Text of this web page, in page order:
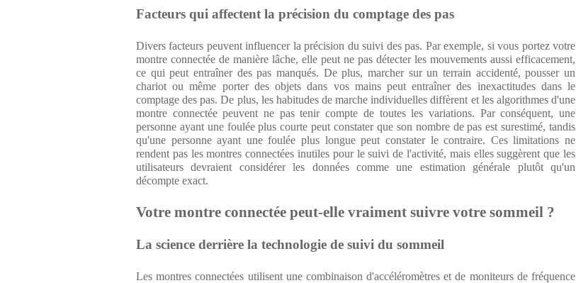
Facteurs qui affectent la précision du comptage des pas
Divers facteurs peuvent influencer la précision du suivi des pas. Par exemple, si vous portez votre
montre connectée de manière lâche, elle peut ne pas détecter les mouvements aussi efficacement,
ce qui peut entraîner des pas manqués. De plus, marcher sur un terrain accidenté, pousser un
chariot ou même porter des objets dans vos mains peut entraîner des inexactitudes dans le
comptage des pas. De plus, les habitudes de marche individuelles diffèrent et les algorithmes d'une
montre connectée peuvent ne pas tenir compte de toutes les variations. Par conséquent, une
personne ayant une foulée plus courte peut constater que son nombre de pas est surestimé, tandis
qu'une personne ayant une foulée plus longue peut constater le contraire. Ces limitations ne
rendent pas les montres connectées inutiles pour le suivi de l'activité, mais elles suggèrent que les
utilisateurs devraient considérer les données comme une estimation générale plutôt qu'un
décompte exact.
Votre montre connectée peut-elle vraiment suivre votre sommeil ?
La science derrière la technologie de suivi du sommeil
Les montres connectées utilisent une combinaison d'accéléromètres et de moniteurs de fréquence